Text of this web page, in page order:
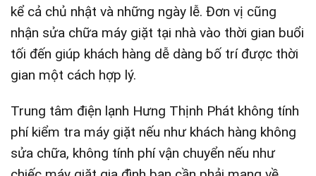
kể cả chủ nhật và những ngày lễ. Đơn vị cũng
nhận sửa chữa máy giặt tại nhà vào thời gian buổi
tối đến giúp khách hàng dễ dàng bố trí được thời
gian một cách hợp lý.
Trung tâm điện lạnh Hưng Thịnh Phát không tính
phí kiểm tra máy giặt nếu như khách hàng không
sửa chữa, không tính phí vận chuyển nếu như